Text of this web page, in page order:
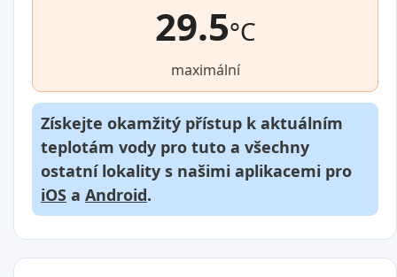
29.5°C
maximální
Získejte okamžitý přístup k aktuálním
teplotám vody pro tuto a všechny
ostatní lokality s našimi aplikacemi pro
iOS a Android.